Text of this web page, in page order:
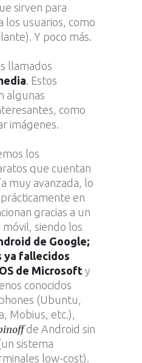
sirven para
los usuarios, como
Y poco más.
llamados
. Estos
algunas
como
imágenes.
los
que cuentan
muy avanzada, lo
en
gracias a un
siendo los
de Google;
ya fallecidos
de Microsoft y
conocidos
(Ubuntu,
Mobius, etc.),
de Android sin
sistema
low-cost).